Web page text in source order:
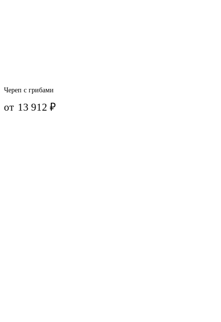
Череп с грибами
от 13 912₽